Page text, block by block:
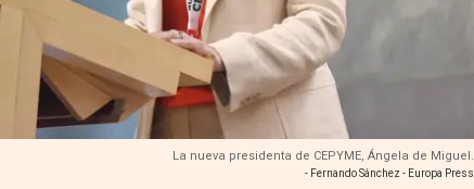
La nueva presidenta de CEPYME, Ángela de Miguel.
- Fernando Sánchez - Europa Press